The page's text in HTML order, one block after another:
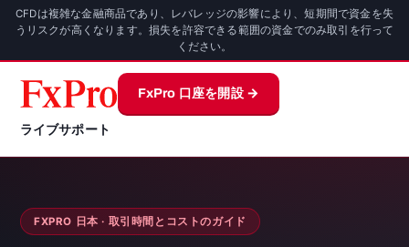
CFDは複雑な金融商品であり、レバレッジの影響により、短期間で資金を失
うリスクが高くなります。損失を許容できる範囲の資金でのみ取引を行って
ください。
ライブサポート
FxPro 口座を開設 →
FXPRO 日本 · 取引時間とコストのガイド